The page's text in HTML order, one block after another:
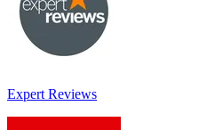
Expert Reviews